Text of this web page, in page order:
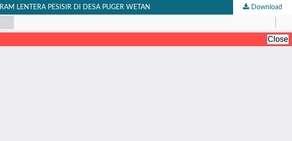
LENTERA PESISIR DI DESA PUGER WETAN Download